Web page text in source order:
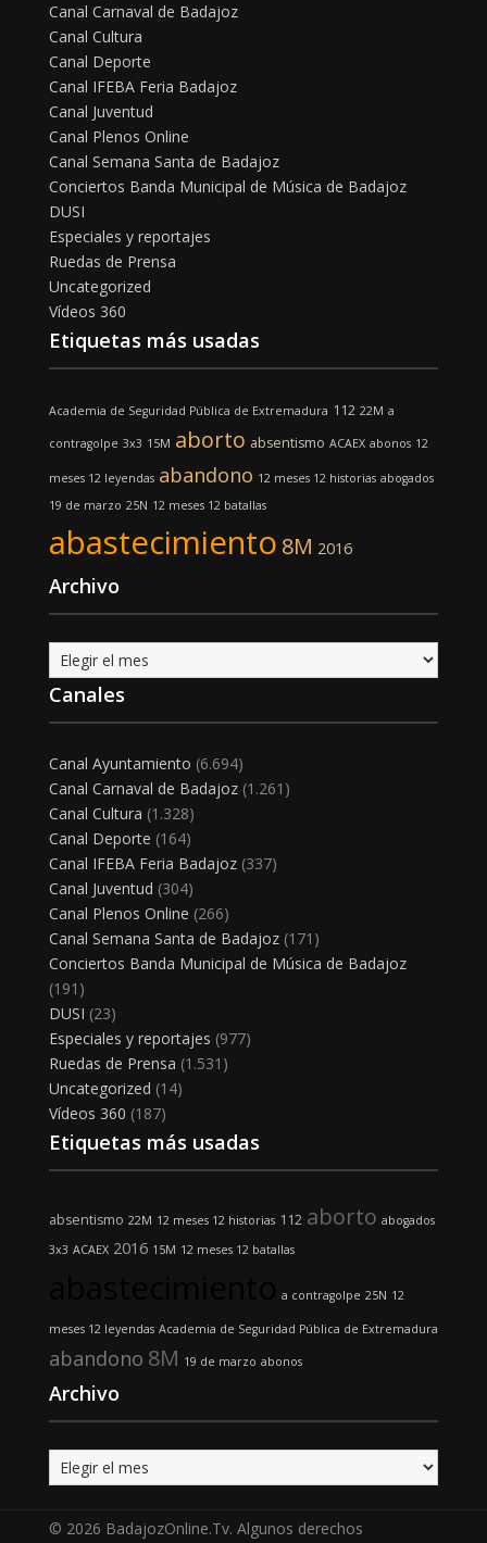
Canal Carnaval de Badajoz
Canal Cultura
Canal Deporte
Canal IFEBA Feria Badajoz
Canal Juventud
Canal Plenos Online
Canal Semana Santa de Badajoz
Conciertos Banda Municipal de Música de Badajoz
DUSI
Especiales y reportajes
Ruedas de Prensa
Uncategorized
Vídeos 360
Etiquetas más usadas
Academia de Seguridad Pública de Extremadura 112 22M a
contragolpe 3x3 15M aborto absentismo ACAEX abonos 12
meses 12 leyendas abandono 12 meses 12 historias abogados
19 de marzo 25N 12 meses 12 batallas
abastecimiento 8M 2016
Archivo
Archivo
Canales
Canal Ayuntamiento (6.694)
Canal Carnaval de Badajoz(1.261)
Canal Cultura (1.328)
Canal Deporte (164)
Canal IFEBA Feria Badajoz(337)
Canal Juventud (304)
Canal Plenos Online (266)
Canal Semana Santa de Badajoz(171)
Conciertos Banda Municipal de Música de Badajoz
(191)
DUSI (23)
Especiales y reportajes (977)
Ruedas de Prensa (1.531)
Uncategorized (14)
Vídeos 360 (187)
Etiquetas más usadas
absentismo 22M 12 meses 12 historias 112 aborto abogados
3x3 ACAEX 2016 15M 12 meses 12 batallas
a contragolpe 25N 12
meses 12 leyendas Academia de Seguridad Pública de Extremadura
abandono 8M 19 de marzo abonos
Archivo
Archivo
© 2026 BadajozOnline.Tv. Algunos derechos